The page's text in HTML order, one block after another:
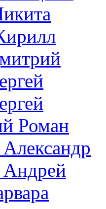
Роман